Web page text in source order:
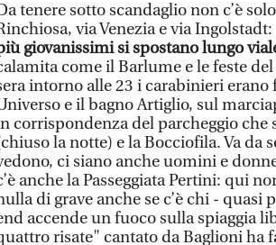
tenere sotto scandaglio non c’è
via Venezia e via
giovanissimi si spostano lungo
come il Barlume e le feste
intorno alle 23 i carabinieri
e il bagno Artiglio, sul
corrispondenza del parcheggio che
la notte) e la Bocciofila. Va da
ci siano anche uomini e
anche la Passeggiata Pertini: qui
di grave anche se c’è chi - quasi
accende un fuoco sulla spiaggia
risate" cantato da Baglioni ha